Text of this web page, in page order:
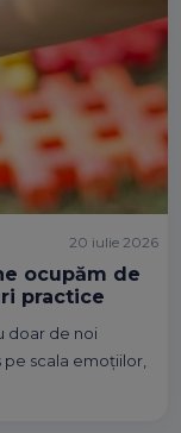
ocupăm de
practice
doar de noi
pe scala emoțiilor,
20 iulie 2026